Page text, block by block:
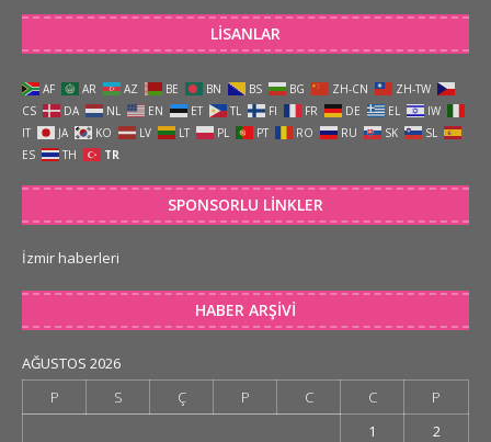
LISANLAR
AF AR AZ BE BN BS BG ZH-CN
ZH-TW
CS
DA NL EN ET TL FI FR DE EL
IW
IT
JA KO LV LT PL PT RO RU SK
SL
ES
TH TR
SPONSORLU LINKLER
İzmir haberleri
HABER ARŞIVI
AĞUSTOS 2026
P
S Ç P C C
P
1
2